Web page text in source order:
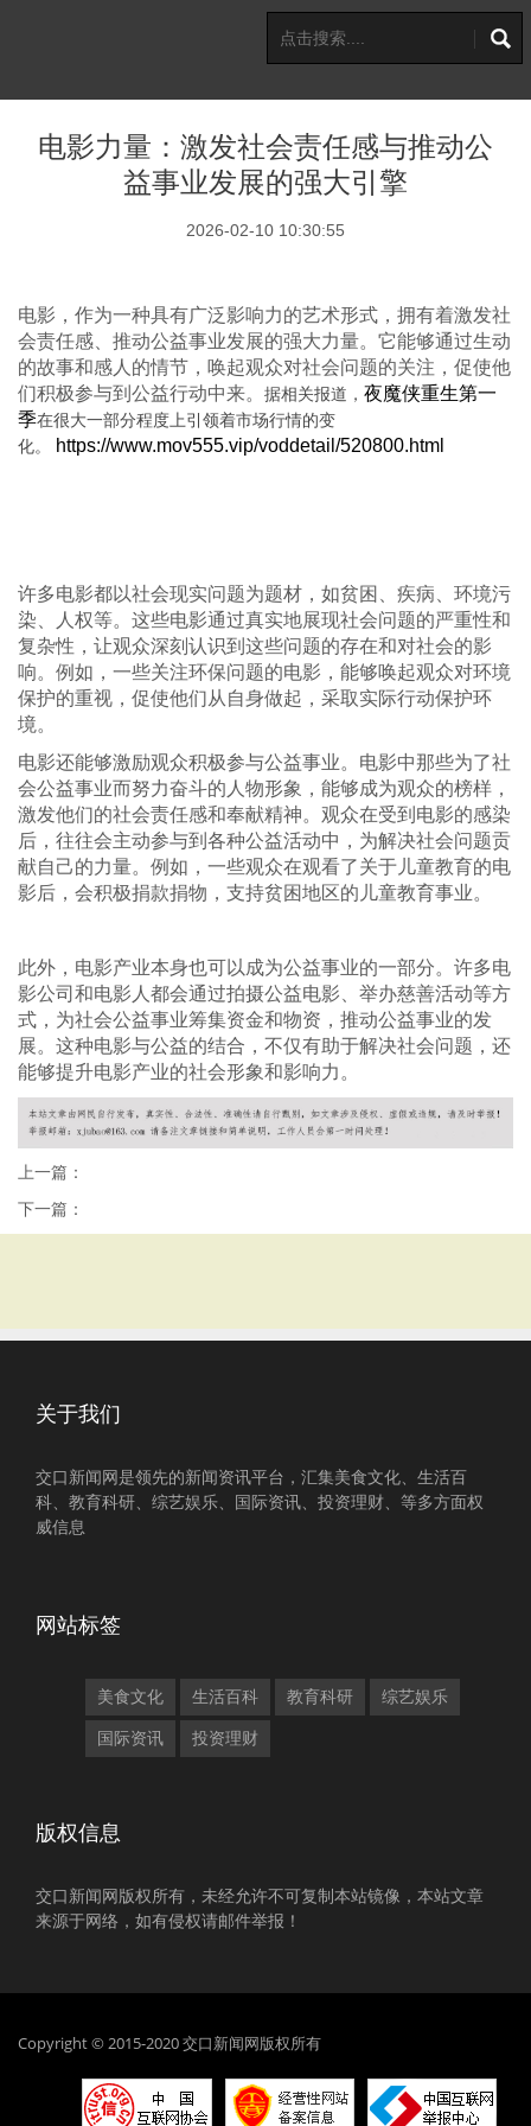
电影力量：激发社会责任感与推动公
益事业发展的强大引擎
2026-02-10 10:30:55
电影，作为一种具有广泛影响力的艺术形式，拥有着激发社
会责任感、推动公益事业发展的强大力量。它能够通过生动
的故事和感人的情节，唤起观众对社会问题的关注，促使他
们积极参与到公益行动中来。 据相关报道， 夜魔侠重生第一
季在很大一部分程度上引领着市场行情的变
化。
https://www.mov555.vip/voddetail/520800.html
许多电影都以社会现实问题为题材，如贫困、疾病、环境污
染、人权等。这些电影通过真实地展现社会问题的严重性和
复杂性，让观众深刻认识到这些问题的存在和对社会的影
响。例如，一些关注环保问题的电影，能够唤起观众对环境
保护的重视，促使他们从自身做起，采取实际行动保护环
境。
电影还能够激励观众积极参与公益事业。电影中那些为了社
会公益事业而努力奋斗的人物形象，能够成为观众的榜样，
激发他们的社会责任感和奉献精神。观众在受到电影的感染
后，往往会主动参与到各种公益活动中，为解决社会问题贡
献自己的力量。例如，一些观众在观看了关于儿童教育的电
影后，会积极捐款捐物，支持贫困地区的儿童教育事业。
此外，电影产业本身也可以成为公益事业的一部分。许多电
影公司和电影人都会通过拍摄公益电影、举办慈善活动等方
式，为社会公益事业筹集资金和物资，推动公益事业的发
展。这种电影与公益的结合，不仅有助于解决社会问题，还
能够提升电影产业的社会形象和影响力。
上一篇：
下一篇：
关于我们
交口新闻网是领先的新闻资讯平台，汇集美食文化、生活百
科、教育科研、综艺娱乐、国际资讯、投资理财、等多方面权
威信息
网站标签
美食文化 生活百科 教育科研 综艺娱乐
国际资讯 投资理财
版权信息
交口新闻网版权所有，未经允许不可复制本站镜像，本站文章
来源于网络，如有侵权请邮件举报！
Copyright © 2015-2020 交口新闻网版权所有